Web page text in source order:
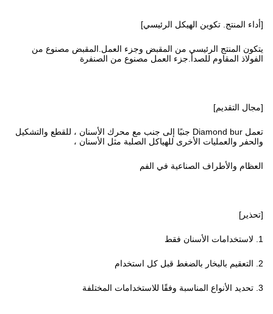
[أداء المنتج. تكوين الهيكل الرئيسي]
يتكون المنتج الرئيسي من المقبض وجزء العمل.المقبض مصنوع من
الفولاذ المقاوم للصدأ.جزء العمل مصنوع من الصنفرة
[مجال التقديم]
تعمل Diamond bur جنبًا إلى جنب مع محرك الأسنان ، للقطع والتشكيل
والحفر والعمليات الأخرى للهياكل الصلبة مثل الأسنان ،
العظام والأطراف الصناعية في الفم
[تحذير]
1. لاستخدامات الأسنان فقط
2. التعقيم بالبخار بالضغط قبل كل استخدام
3. تحديد الأنواع المناسبة وفقًا للاستخدامات المختلفة